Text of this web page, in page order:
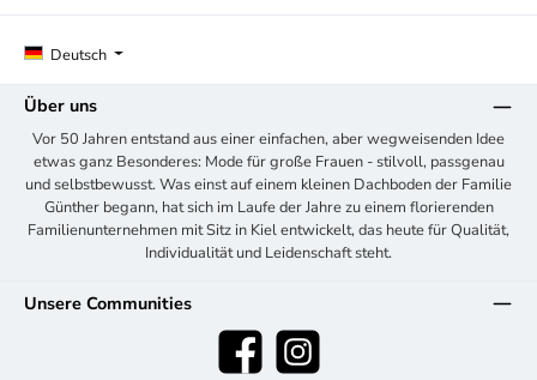
Deutsch
Über uns
Vor 50 Jahren entstand aus einer einfachen, aber wegweisenden Idee
etwas ganz Besonderes: Mode für große Frauen - stilvoll, passgenau
und selbstbewusst. Was einst auf einem kleinen Dachboden der Familie
Günther begann, hat sich im Laufe der Jahre zu einem florierenden
Familienunternehmen mit Sitz in Kiel entwickelt, das heute für Qualität,
Individualität und Leidenschaft steht.
Unsere Communities
Facebook Instagram